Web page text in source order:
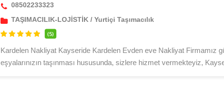
08502233323
TAŞIMACILIK-LOJİSTİK /Yurtiçi Taşımacılık
(5)
Kardelen Nakliyat Kayseride Kardelen Evden eve Nakliyat Firmamız
eşyalarınızın taşınması hususunda, sizlere hizmet vermekteyiz,